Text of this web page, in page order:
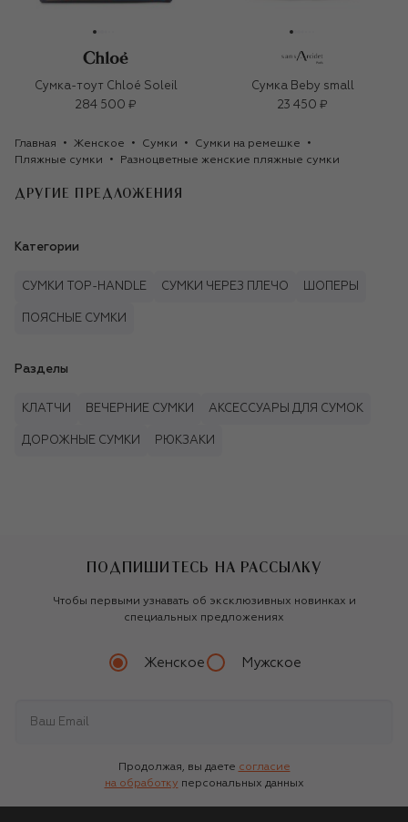
Сумка-тоут Chloé Soleil
284 500 ₽
Сумка Beby small
23 450 ₽
Главная Женское Сумки
Сумки на ремешке
Пляжные сумки
Разноцветные женские пляжные сумки
ДРУГИЕ ПРЕДЛОЖЕНИЯ
Категории
СУМКИ TOP-HANDLE СУМКИ ЧЕРЕЗ ПЛЕЧО ШОПЕРЫ
ПОЯСНЫЕ СУМКИ
Разделы
КЛАТЧИ ВЕЧЕРНИЕ СУМКИ АКСЕССУАРЫ ДЛЯ СУМОК
ДОРОЖНЫЕ СУМКИ РЮКЗАКИ
ПОДПИШИТЕСЬ НА РАССЫЛКУ
Чтобы первыми узнавать об эксклюзивных новинках и
специальных предложениях
Женское Мужское
Продолжая, вы даете согласие
на обработку персональных данных